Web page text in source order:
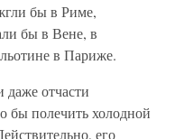
бы в Риме,
бы в Вене, в
в Париже.
отчасти
бы полечить холодной
его